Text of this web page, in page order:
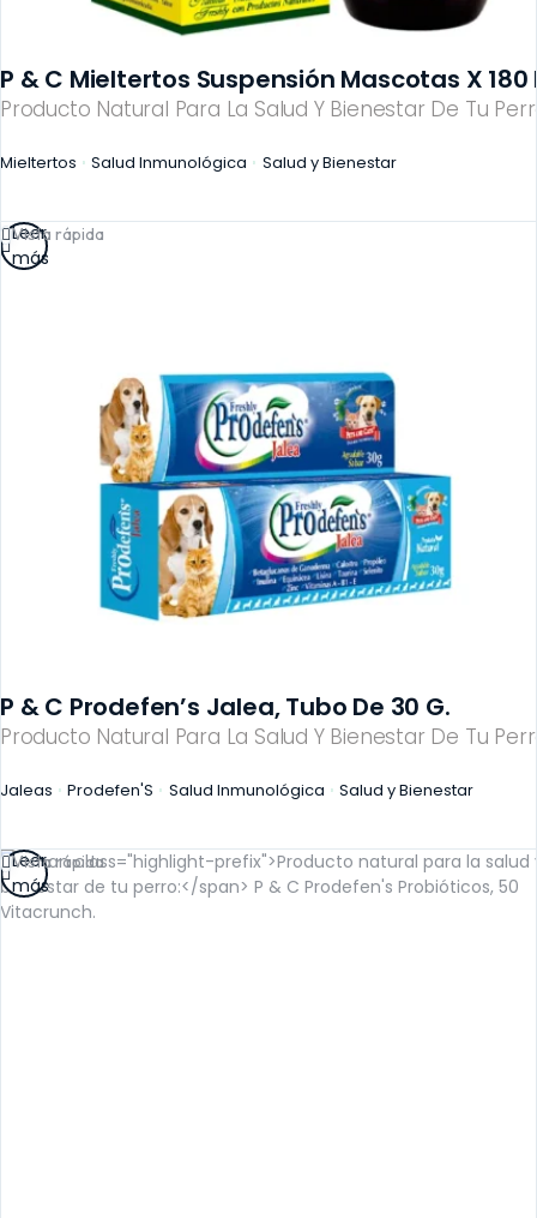
Producto Natural Para La Salud Y Bienestar De Tu
P & C Mieltertos Suspensión Mascotas X 180
Mieltertos Salud Inmunológica Salud y Bienestar
Vista rápida
Producto Natural Para La Salud Y Bienestar De Tu
P & C Prodefen’s Jalea, Tubo De 30 G.
Jaleas Prodefen'S Salud Inmunológica Salud y Bienestar
Leer
más
Vista rápida
Leer
más